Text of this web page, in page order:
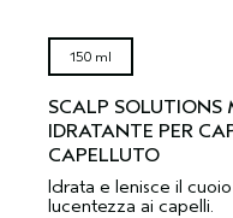
150 ml
SCALP SOLUTIONS
IDRATANTE PER
CAPELLUTO
Idrata e lenisce il
lucentezza ai capelli.